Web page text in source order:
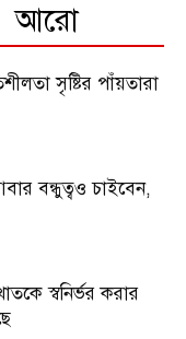
আরো
সৃষ্টির পাঁয়তারা
বন্ধুত্বও চাইবেন,
স্বনির্ভর করার